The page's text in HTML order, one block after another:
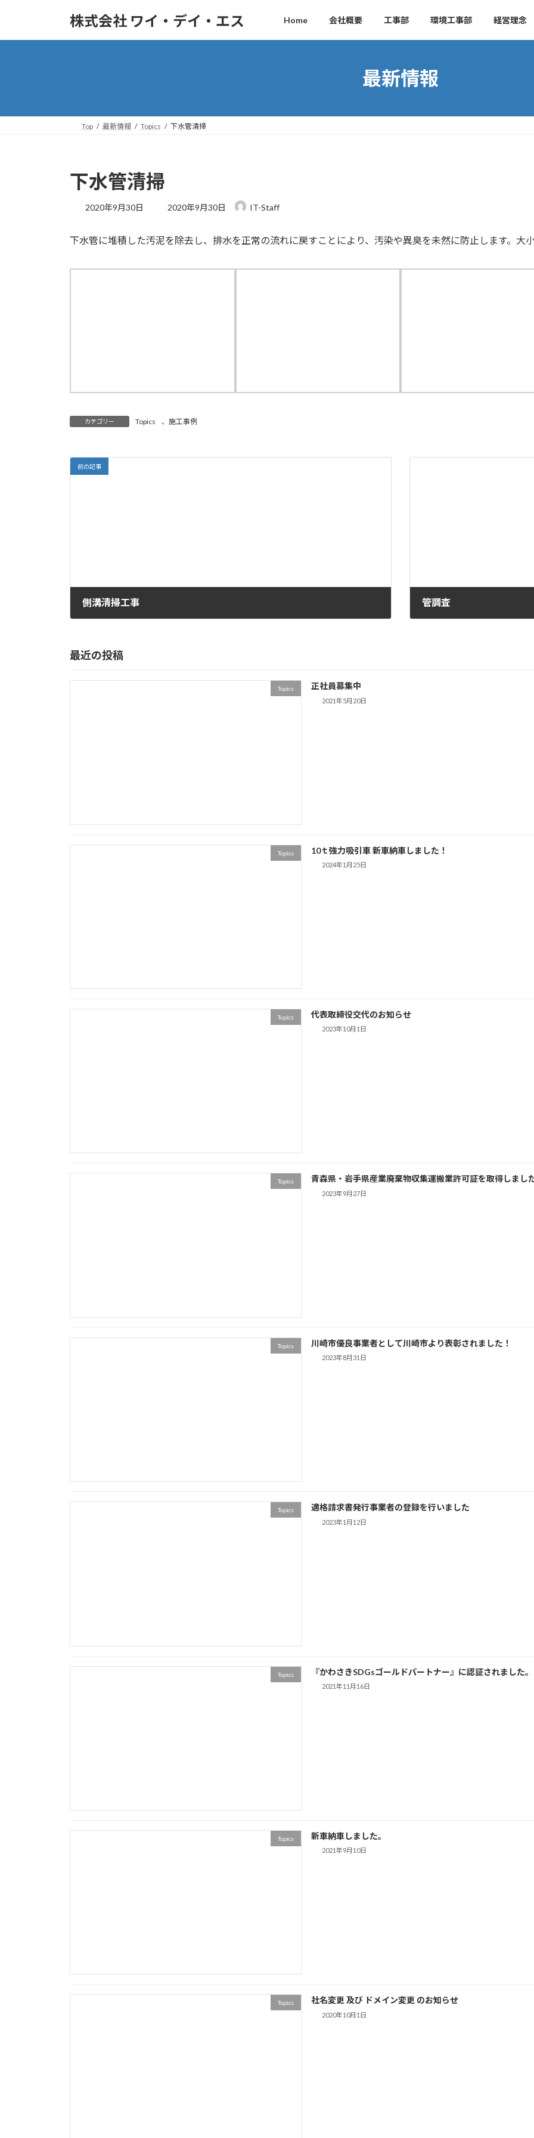
株式会社 ワイ・デイ・エス Home 会社概要 工事部 環境工事部 経営理念
最新情報
Top 最新情報 Topics 下水管清掃
下水管清掃
2020年9月30日 2020年9月30日 IT-Staff
下水管に堆積した汚泥を除去し、排水を正常の流れに戻すことにより、汚染や異臭を未然に防止します。大
カテゴリー Topics 、 施工事例
前の記事
側溝清掃工事 管調査
最近の投稿
Topics 正社員募集中
2021年5月20日
Topics 10ｔ強力吸引車 新車納車しました！
2024年1月25日
Topics 代表取締役交代のお知らせ
2023年10月1日
Topics 青森県・岩手県産業廃棄物収集運搬業許可証を取得しまし
2023年9月27日
Topics 川崎市優良事業者として川崎市より表彰されました！
2023年8月31日
Topics 適格請求書発行事業者の登録を行いました
2023年1月12日
Topics 『かわさきSDGsゴールドパートナー』に認証されました。
2021年11月16日
Topics 新車納車しました。
2021年9月10日
Topics 社名変更 及び ドメイン変更 のお知らせ
2020年10月1日